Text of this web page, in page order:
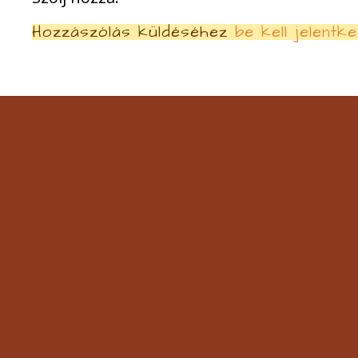
Hozzászólás küldéséhezbe kell